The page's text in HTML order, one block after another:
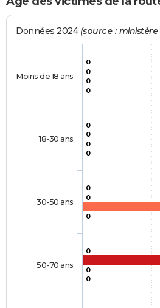
Données 2024 (source :
0
0
0
0
0
0
0
0
0
0
0
0
0
0
Moins de 18 ans
18-30 ans
30-50 ans
50-70 ans